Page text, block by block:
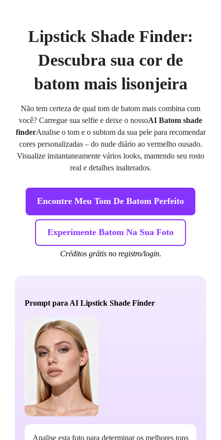
Lipstick Shade Finder:
Descubra sua cor de
batom mais lisonjeira
Não tem certeza de qual tom de batom mais combina com
você? Carregue sua selfie e deixe o nossoAI Batom shade
finderAnalise o tom e o subtom da sua pele para recomendar
cores personalizadas – do nude diário ao vermelho ousado.
Visualize instantaneamente vários looks, mantendo seu rosto
real e detalhes inalterados.
Encontre Meu Tom De Batom Perfeito
Experimente Batom Na Sua Foto
Créditos grátis no registro/login.
Prompt para AI Lipstick Shade Finder
Analise esta foto para determinar os melhores tons